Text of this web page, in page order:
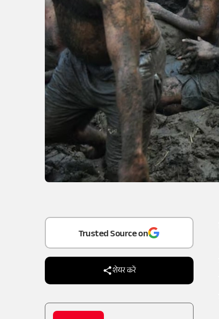
Add
as a
Trusted Source on
शेयर करें